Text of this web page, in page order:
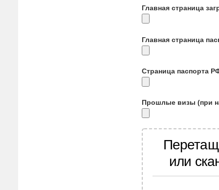
Главная страница
Главная страница
Страница паспорта
Прошлые визы (при
или